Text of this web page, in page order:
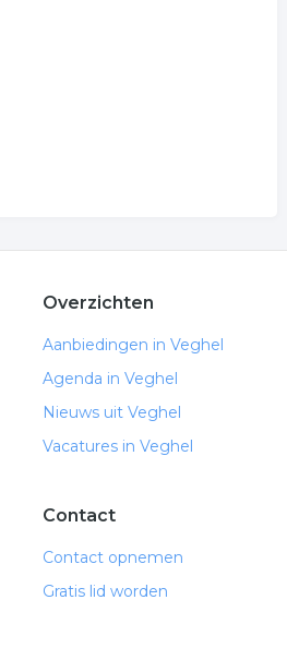
Overzichten
Aanbiedingen in Veghel
Agenda in Veghel
Nieuws uit Veghel
Vacatures in Veghel
Contact
Contact opnemen
Gratis lid worden